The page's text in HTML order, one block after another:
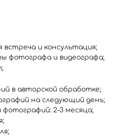
встреча и консультация;
фотографа и видеографа;
в авторской обработке;
на следующий день;
2-3 месяца;